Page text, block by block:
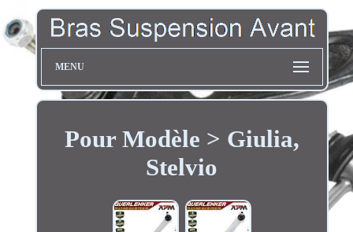
MENU
Pour Modèle > Giulia,
Stelvio